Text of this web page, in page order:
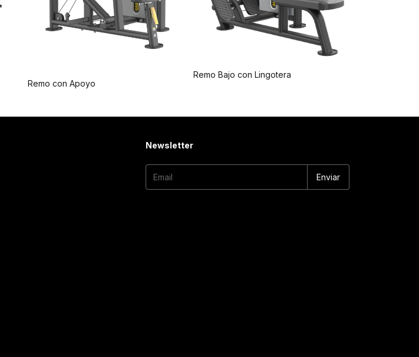
Remo con Apoyo
Remo Bajo con Lingotera
Newsletter